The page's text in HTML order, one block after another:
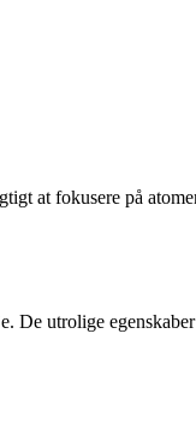
at fokusere på
De utrolige